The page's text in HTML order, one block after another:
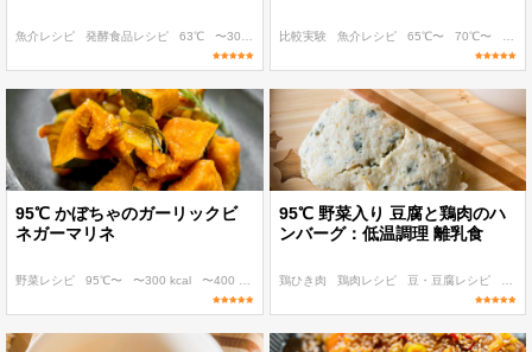
魚介レシピ 発酵食品レシピ 63℃ 〜300 kcal 〜400 kcal
比較実験 魚介レシピ 65℃〜 70℃〜
95℃ かぼちゃのガーリックビ
ネガーマリネ
野菜レシピ 95℃〜 〜300 kcal 〜400 kcal 糖質 40g以下
95℃ 野菜入り 豆腐と鶏肉のハ
ンバーグ：低温調理 離乳食
鶏ひき肉 鶏肉レシピ 豆・豆腐レシピ